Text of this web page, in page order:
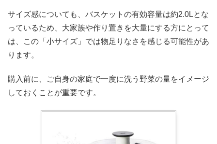
サイズ感についても、バスケットの有効容量は約2.0Lとな
っているため、大家族や作り置きを大量にする方にとって
は、この「小サイズ」では物足りなさを感じる可能性があ
ります。
購入前に、ご自身の家庭で一度に洗う野菜の量をイメージ
しておくことが重要です。